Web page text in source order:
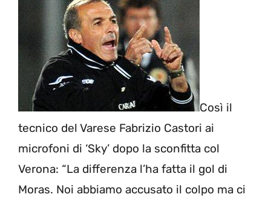
Così il
tecnico del Varese Fabrizio Castori ai
microfoni di ‘Sky’ dopo la sconfitta col
Verona: “La differenza l’ha fatta il gol di
Moras. Noi abbiamo accusato il colpo ma ci